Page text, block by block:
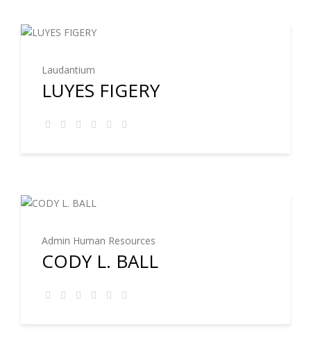
Laudantium
LUYES FIGERY
Admin Human Resources
CODY L. BALL